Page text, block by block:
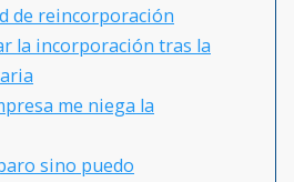
de reincorporación
la incorporación tras la
me niega la
sino puedo